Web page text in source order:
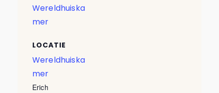
Wereldhuiska
mer
LOCATIE
Wereldhuiska
mer
Erich